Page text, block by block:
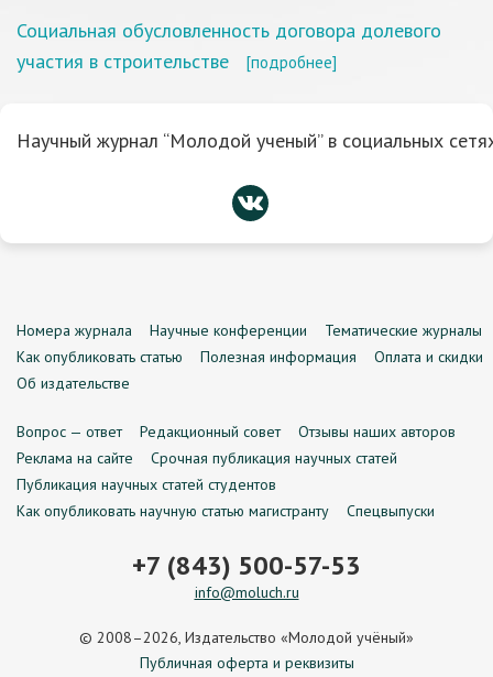
Социальная обусловленность договора долевого
участия в строительстве
[подробнее]
Научный журнал “Молодой ученый” в социальных
Номера журнала Научные конференции
Тематические журналы
Как опубликовать статью
Полезная информация
Оплата и скидки
Об издательстве
Вопрос — ответ Редакционный совет
Отзывы наших авторов
Реклама на сайте
Срочная публикация научных статей
Публикация научных статей студентов
Как опубликовать научную статью магистранту
Спецвыпуски
+7 (843) 500-57-53
info@moluch.ru
© 2008–2026, Издательство «Молодой учёный»
Публичная оферта и реквизиты